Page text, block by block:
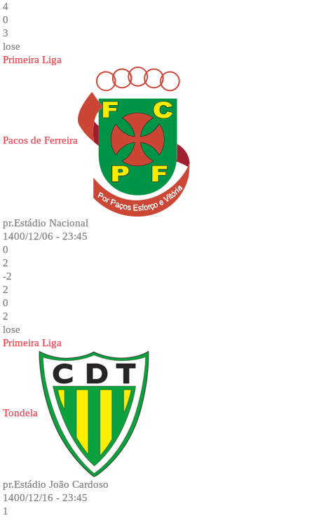
4
0
3
lose
Primeira Liga
Pacos de Ferreira
pr.Estádio Nacional
1400/12/06 - 23:45
0
2
-2
2
0
2
lose
Primeira Liga
Tondela
pr.Estádio João Cardoso
1400/12/16 - 23:45
1